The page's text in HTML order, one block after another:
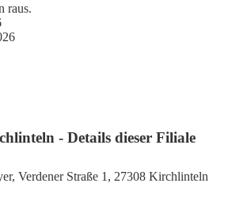
raus.
- Details dieser Filiale
Verdener Straße 1, 27308 Kirchlinteln